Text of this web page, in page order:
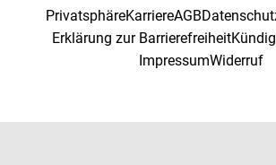
PrivatsphäreKarriereAGB
Erklärung zur Barrierefreiheit
ImpressumWiderruf